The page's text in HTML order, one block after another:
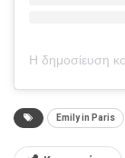
Emily in Paris